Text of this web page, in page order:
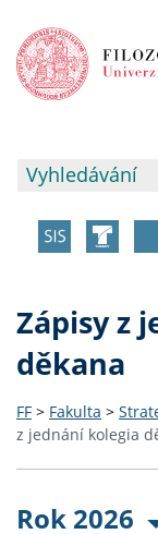
Zápisy z
děkana
FF > Fakulta >
z jednání kolegia
Rok 2026